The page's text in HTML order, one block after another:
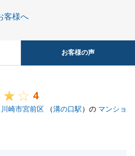
客様へ
お客様の声
4
川崎市宮前区 （溝の口駅）の マンショ